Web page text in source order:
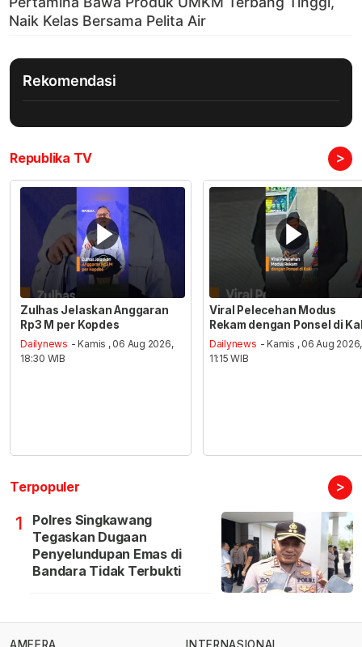
Rekomendasi
Republika TV >
Zulhas Jelaskan Anggaran
Rp3 M per Kopdes
Dailynews - Kamis , 06 Aug 2026,
18:30 WIB
Viral Pelecehan Modus
Rekam dengan Ponsel di
Dailynews - Kamis , 06 Aug 2026,
11:15 WIB
Terpopuler >
1
Polres Singkawang
Tegaskan Dugaan
Penyelundupan Emas di
Bandara Tidak Terbukti